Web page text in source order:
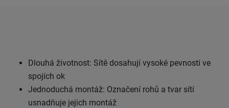
Dlouhá životnost: Sítě dosahují vysoké pevnosti ve
spojích ok
Jednoduchá montáž: Označení rohů a tvar sítí
usnadňuje jejich montáž